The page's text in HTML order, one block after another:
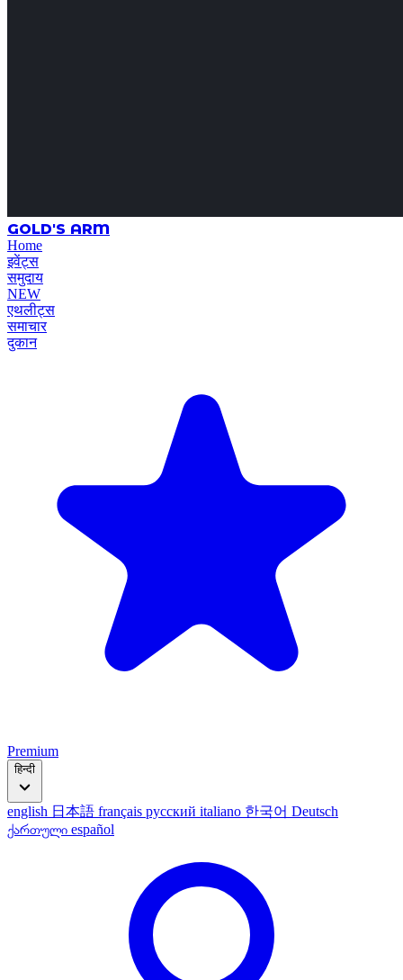
GOLD'S ARM
Home
इवेंट्स
समुदाय
NEW
एथलीट्स
समाचार
दुकान
Premium
हिन्दी
english 日本語 français русский italiano 한국어 Deutsch
ქართული español